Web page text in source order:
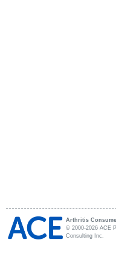
Arthritis
© 2000-2026 ACE
Consulting Inc.